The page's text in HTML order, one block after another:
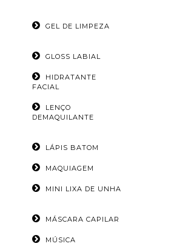
GEL DE LIMPEZA
GLOSS LABIAL
HIDRATANTE
FACIAL
LENÇO
DEMAQUILANTE
LÁPIS BATOM
MAQUIAGEM
MINI LIXA DE UNHA
MÁSCARA CAPILAR
MÚSICA